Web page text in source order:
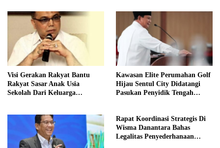
Visi Gerakan Rakyat Bantu
Rakyat Sasar Anak Usia
Sekolah Dari Keluarga
Kawasan Elite Perumahan Golf
Hijau Sentul City Didatangi
Pasukan Penyidik Tengah
Rapat Koordinasi Strategis Di
Wisma Danantara Bahas
Legalitas Penyederhanaan